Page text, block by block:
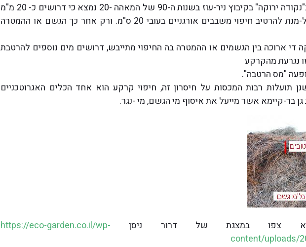
בבדיקות שנערכו ב"נקודה ירוקה" בקיבוץ ניר-עוז בשנות ה-90 של המאהה -20 נמצא כי דרושים כ- 20 מ"מ
גשם או המטרה על-מנת להרטיב חיפוי משבבים אורגניים בעובי 20 ס"מ. ורק אחר כך הגשם או ההמטרה
ארוכה בין הגשמים או ההמטרה בה החיפוי מתייבש, דרושים מים נוספים להרטבת
נגרעת מהקרקע
"מס הרטבה".
תועלות רבות המכסות על חיסרון זה, חיפוי קרקע הוא אחד הכלים האגרוטכניים
בר-קיימא אשר מייעל את איסוף מי הגשם, מי -נגר.
צפו במצגת של דרור ניסן https://eco-garden.co.il/wp-
content/uploads/